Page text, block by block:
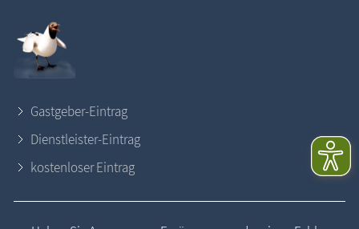
Gastgeber-Eintrag
Dienstleister-Eintrag
kostenloser Eintrag